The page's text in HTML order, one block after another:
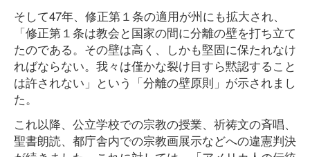
そして47年、修正第１条の適用が州にも拡大され、
「修正第１条は教会と国家の間に分離の壁を打ち立て
たのである。その壁は高く、しかも堅固に保たれなけ
ればならない。我々は僅かな裂け目すら黙認すること
は許されない」という「分離の壁原則」が示されまし
た。
これ以降、公立学校での宗教の授業、祈祷文の斉唱、
聖書朗読、都庁舎内での宗教画展示などへの違憲判決